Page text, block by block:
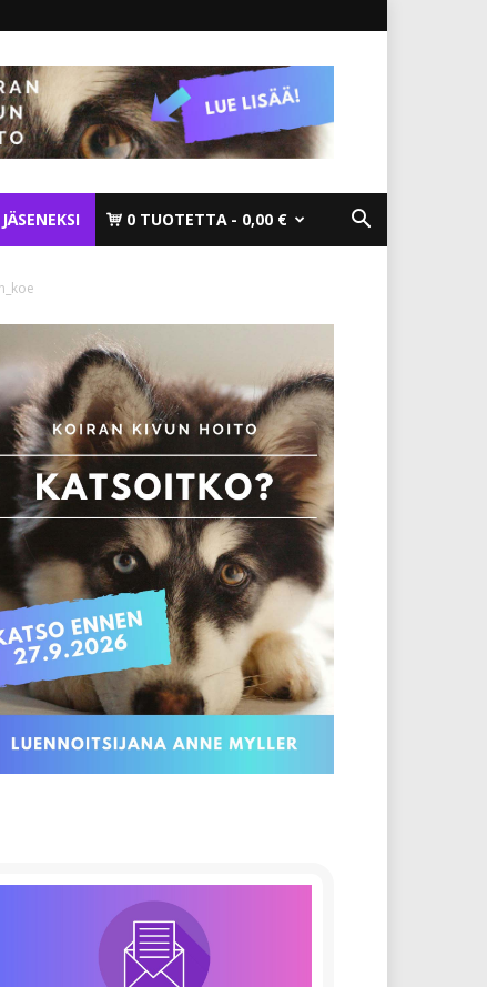
0 TUOTETTA 0,00 €